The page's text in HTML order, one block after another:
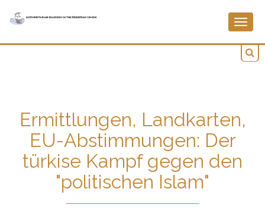
Ermittlungen, Landkarten,
EU-Abstimmungen: Der
türkise Kampf gegen den
"politischen Islam"